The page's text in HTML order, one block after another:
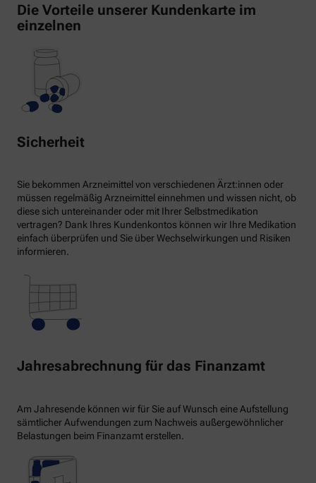
Die Vorteile unserer Kundenkarte im
einzelnen
Sicherheit
Sie bekommen Arzneimittel von verschiedenen Ärzt:innen oder
müssen regelmäßig Arzneimittel einnehmen und wissen nicht, ob
diese sich untereinander oder mit Ihrer Selbstmedikation
vertragen? Dank Ihres Kundenkontos können wir Ihre Medikation
einfach überprüfen und Sie über Wechselwirkungen und Risiken
informieren.
Jahresabrechnung für das Finanzamt
Am Jahresende können wir für Sie auf Wunsch eine Aufstellung
sämtlicher Aufwendungen zum Nachweis außergewöhnlicher
Belastungen beim Finanzamt erstellen.